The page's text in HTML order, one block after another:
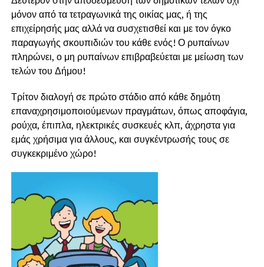
μόνον από τα τετραγωνικά της οικίας μας, ή της
επιχείρησής μας αλλά να συσχετισθεί και με τον όγκο
παραγωγής σκουπιδιών του κάθε ενός! Ο ρυπαίνων
πληρώνει, ο μη ρυπαίνων επιβραβεύεται με μείωση των
τελών του Δήμου!
Τρίτον διαλογή σε πρώτο στάδιο από κάθε δημότη
επαναχρησιμοποιούμενων πραγμάτων, όπως αποφάγια,
ρούχα, έπιπλα, ηλεκτρικές συσκευές κλπ, άχρηστα για
εμάς χρήσιμα για άλλους, και συγκέντρωσής τους σε
συγκεκριμένο χώρο!